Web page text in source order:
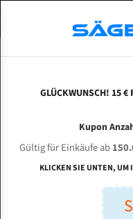
BAUER VG
ABOUTS
ENGLISH
Bi-Metall Meterware
Fleischerei Bandsägeblätter
Bandmesser Glatt Meterware
GLÜCKWUNSCH! 15 €
Kupon
Gültig für Einkäufe ab
KLICKEN SIE UNTEN, UM